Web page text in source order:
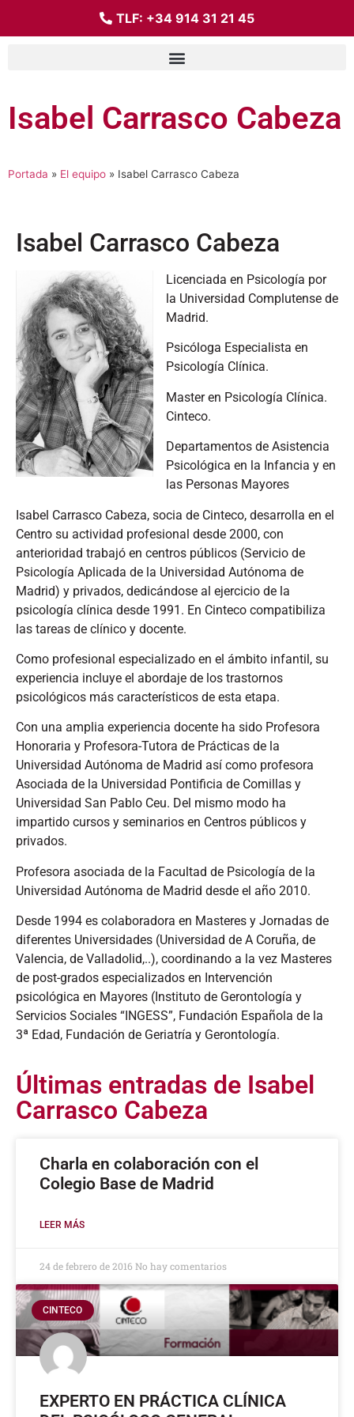
TLF: +34 914 31 21 45
Isabel Carrasco Cabeza
Portada » El equipo » Isabel Carrasco Cabeza
Isabel Carrasco Cabeza
Licenciada en Psicología por
la Universidad Complutense de
Madrid.
Psicóloga Especialista en
Psicología Clínica.
Master en Psicología Clínica.
Cinteco.
Departamentos de Asistencia
Psicológica en la Infancia y en
las Personas Mayores
Isabel Carrasco Cabeza, socia de Cinteco, desarrolla en el
Centro su actividad profesional desde 2000, con
anterioridad trabajó en centros públicos (Servicio de
Psicología Aplicada de la Universidad Autónoma de
Madrid) y privados, dedicándose al ejercicio de la
psicología clínica desde 1991. En Cinteco compatibiliza
las tareas de clínico y docente.
Como profesional especializado en el ámbito infantil, su
experiencia incluye el abordaje de los trastornos
psicológicos más característicos de esta etapa.
Con una amplia experiencia docente ha sido Profesora
Honoraria y Profesora-Tutora de Prácticas de la
Universidad Autónoma de Madrid así como profesora
Asociada de la Universidad Pontificia de Comillas y
Universidad San Pablo Ceu. Del mismo modo ha
impartido cursos y seminarios en Centros públicos y
privados.
Profesora asociada de la Facultad de Psicología de la
Universidad Autónoma de Madrid desde el año 2010.
Desde 1994 es colaboradora en Masteres y Jornadas de
diferentes Universidades (Universidad de A Coruña, de
Valencia, de Valladolid,..), coordinando a la vez Masteres
de post-grados especializados en Intervención
psicológica en Mayores (Instituto de Gerontología y
Servicios Sociales “INGESS”, Fundación Española de la
3ª Edad, Fundación de Geriatría y Gerontología.
Últimas entradas de Isabel
Carrasco Cabeza
Charla en colaboración con el
Colegio Base de Madrid
LEER MÁS
24 de febrero de 2016 No hay comentarios
CINTECO
EXPERTO EN PRÁCTICA CLÍNICA